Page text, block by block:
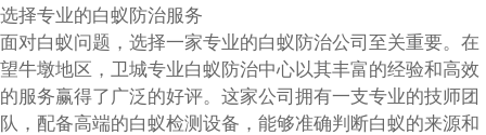
选择专业的白蚁防治服务
面对白蚁问题，选择一家专业的白蚁防治公司至关重要。在
望牛墩地区，卫城专业白蚁防治中心以其丰富的经验和高效
的服务赢得了广泛的好评。这家公司拥有一支专业的技师团
队，配备高端的白蚁检测设备，能够准确判断白蚁的来源和